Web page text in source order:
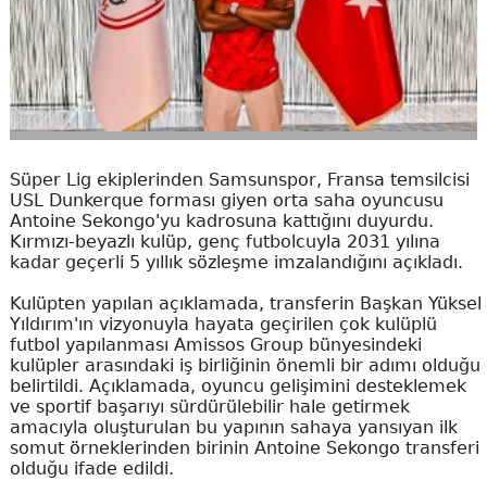
Süper Lig ekiplerinden Samsunspor, Fransa temsilcisi
USL Dunkerque forması giyen orta saha oyuncusu
Antoine Sekongo'yu kadrosuna kattığını duyurdu.
Kırmızı-beyazlı kulüp, genç futbolcuyla 2031 yılına
kadar geçerli 5 yıllık sözleşme imzalandığını açıkladı.
Kulüpten yapılan açıklamada, transferin Başkan Yüksel
Yıldırım'ın vizyonuyla hayata geçirilen çok kulüplü
futbol yapılanması Amissos Group bünyesindeki
kulüpler arasındaki iş birliğinin önemli bir adımı olduğu
belirtildi. Açıklamada, oyuncu gelişimini desteklemek
ve sportif başarıyı sürdürülebilir hale getirmek
amacıyla oluşturulan bu yapının sahaya yansıyan ilk
somut örneklerinden birinin Antoine Sekongo transferi
olduğu ifade edildi.